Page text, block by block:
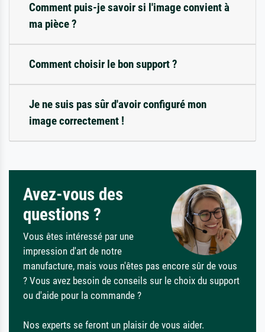
Comment puis-je savoir si l'image convient à
ma pièce ?
Comment choisir le bon support ?
Je ne suis pas sûr d'avoir configuré mon
image correctement !
Avez-vous des
questions ?
Vous êtes intéressé par une
impression d'art de notre
manufacture, mais vous n'êtes pas encore sûr de vous
? Vous avez besoin de conseils sur le choix du support
ou d'aide pour la commande ?
Nos experts se feront un plaisir de vous aider.